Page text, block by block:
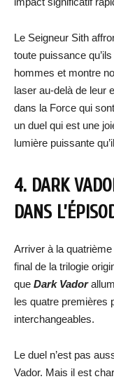
Le Seigneur Sith
toute puissance
hommes et montre
laser au-delà de leur
dans la Force qui
un duel qui est une
lumière puissante
4. DARK
DANS
Arriver à la
final de la trilogie
que Dark Vador
les quatre premières
interchangeables.
Le duel n’est pas
Vador. Mais il est